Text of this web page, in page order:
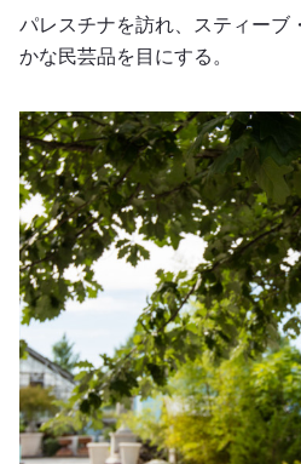
パレスチナを訪れ、スティーブ
かな民芸品を目にする。
ロングシャドウ・ガーデン